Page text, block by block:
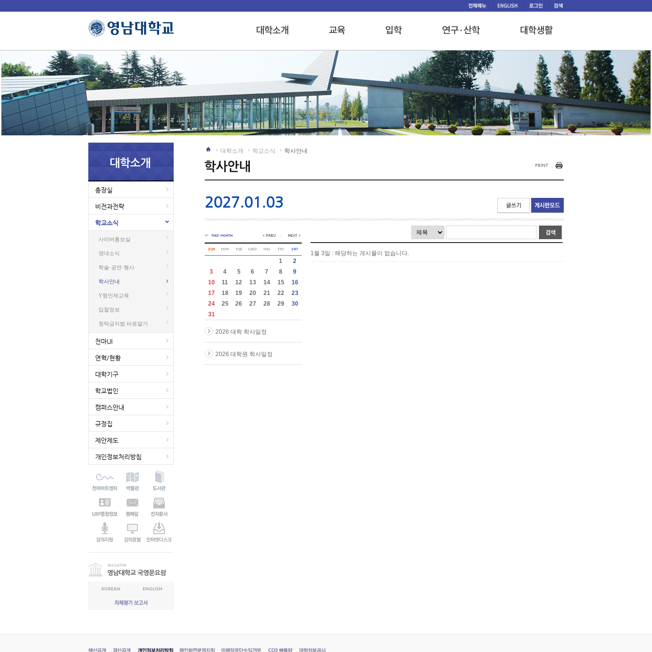
총장실
비전과전략
학교소식
사이버홍보실
영대소식
학술·공연·행사
학사안내
Y형인재교육
입찰정보
청탁금지법 바로알기
천마UI
연혁/현황
대학기구
학교법인
캠퍼스안내
규정집
제안제도
개인정보처리방침
대학소개 학교소식 학사안내
2027.01.03
1
2
3
4 5 6 7 8
9
10
11 12 13 14 15
16
17
18 19 20 21 22
23
24
25 26 27 28 29
30
31
2026 대학 학사일정
2026 대학원 학사일정
1월 3일 : 해당하는 게시물이 없습니다.